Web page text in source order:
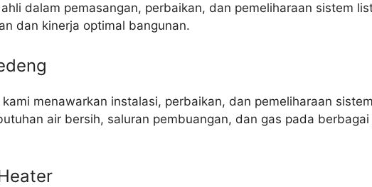
dalam pemasangan, perbaikan, dan pemeliharaan sistem
dan kinerja optimal bangunan.
menawarkan instalasi, perbaikan, dan pemeliharaan
air bersih, saluran pembuangan, dan gas pada berbagai